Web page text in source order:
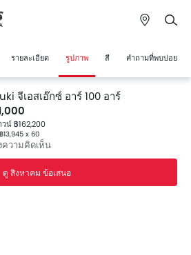
รายละเอียด รูปภาพ สี คำถามที่พบบ่อย
จีเอสเอ๊กซ์ อาร์ 100 อาร์
วน์ ฿162,200
13,945 x 60
ความคิดเห็น
ดู สิงหาคม ข้อเสนอ